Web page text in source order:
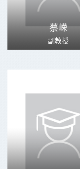
蔡嵘
副教授